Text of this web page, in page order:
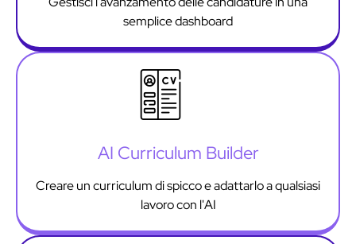
semplice dashboard
AI Curriculum Builder
Creare un curriculum di spicco e adattarlo a qualsiasi
lavoro con l'AI